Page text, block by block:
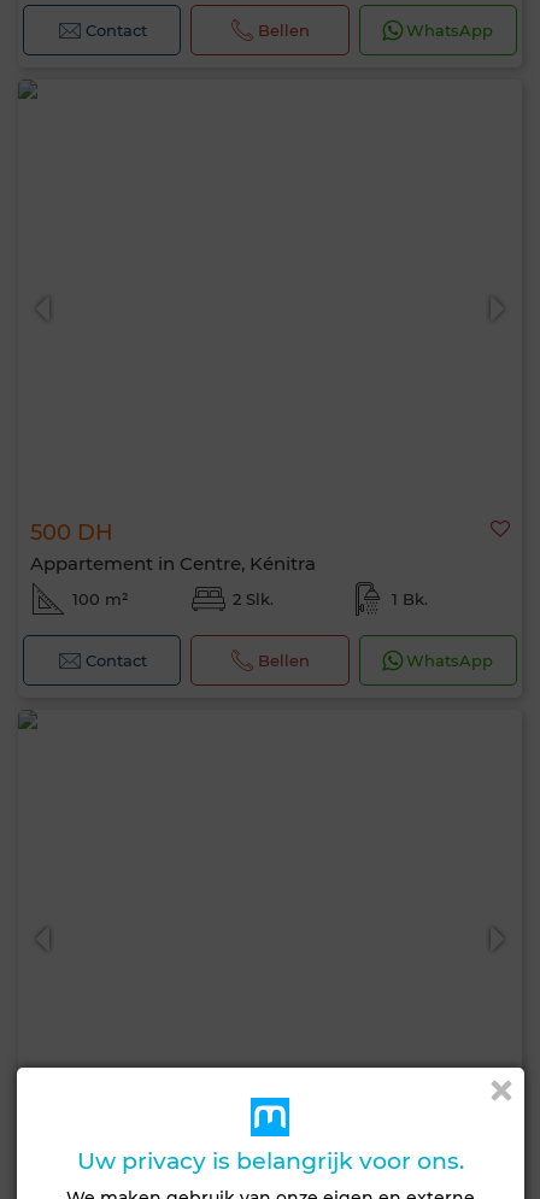
Contact Bellen WhatsApp
500 DH
Appartement in Centre, Kénitra
100 m² 2 Slk. 1 Bk.
Contact Bellen WhatsApp
9.000 DH
Appartement in Centre, Kénitra
Uw privacy is belangrijk voor ons.